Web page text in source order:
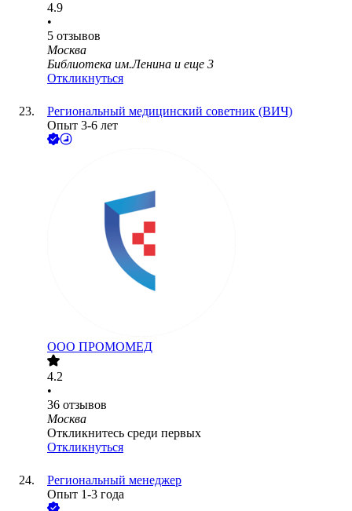
4.9
•
5 отзывов
Москва
Библиотека им.Ленина и еще 3
Откликнуться
Региональный медицинский советник (ВИЧ)
Опыт 3-6 лет
ООО ПРОМОМЕД
4.2
•
36 отзывов
Москва
Откликнитесь среди первых
Откликнуться
Региональный менеджер
Опыт 1-3 года